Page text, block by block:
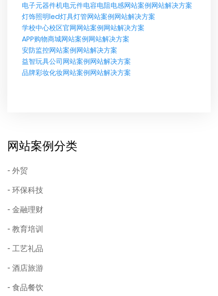
电子元器件机电元件电容电阻电感网站案例网站解决方案
灯饰照明led灯具灯管网站案例网站解决方案
学校中心校区官网网站案例网站解决方案
APP购物商城网站案例网站解决方案
安防监控网站案例网站解决方案
益智玩具公司网站案例网站解决方案
品牌彩妆化妆网站案例网站解决方案
网站案例分类
外贸
环保科技
金融理财
教育培训
工艺礼品
酒店旅游
食品餐饮